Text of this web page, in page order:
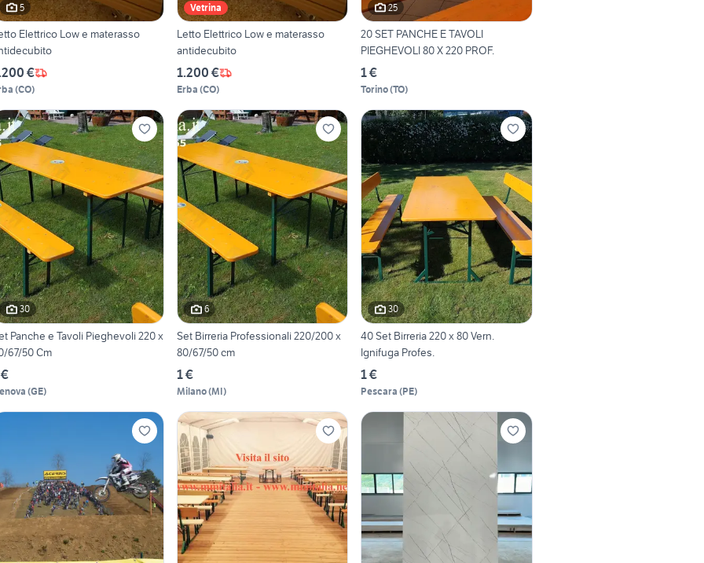
5
Elettrico Low e materasso
€
(CO)
Vetrina
Letto Elettrico Low e materasso
antidecubito
1.200 €
Erba (CO)
25
20 SET PANCHE E TAVOLI
PIEGHEVOLI 80 X 220 PROF.
1 €
Torino(TO)
30
Panche e Tavoli Pieghevoli 220 x
67/50 Cm
(GE)
6
Set Birreria Professionali 220/200 x
80/67/50 cm
1 €
Milano(MI)
30
40 Set Birreria 220 x 80 Vern.
Ignifuga Profes.
1 €
Pescara (PE)